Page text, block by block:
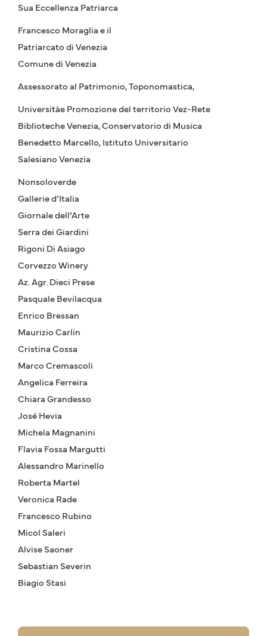
Sua Eccellenza Patriarca
Francesco Moraglia e il
Patriarcato di Venezia
Comune di Venezia
Assessorato al Patrimonio, Toponomastica,
Universitàe Promozione del territorio Vez-Rete
Biblioteche Venezia, Conservatorio di Musica
Benedetto Marcello, Istituto Universitario
Salesiano Venezia
Nonsoloverde
Gallerie d’Italia
Giornale dell’Arte
Serra dei Giardini
Rigoni Di Asiago
Corvezzo Winery
Az. Agr. Dieci Prese
Pasquale Bevilacqua
Enrico Bressan
Maurizio Carlin
Cristina Cossa
Marco Cremascoli
Angelica Ferreira
Chiara Grandesso
José Hevia
Michela Magnanini
Flavia Fossa Margutti
Alessandro Marinello
Roberta Martel
Veronica Rade
Francesco Rubino
Micol Saleri
Alvise Saoner
Sebastian Severin
Biagio Stasi